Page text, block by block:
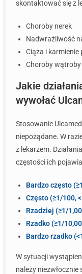
skontaktować się z
Choroby nerek
Nadwrażliwość
Ciąża i karmienie
Choroby wątroby
Jakie
wywołać
Stosowanie
niepożądane. W
z lekarzem.
częstości ich
Bardzo często
Często (≥1/100,
Rzadziej (≥1/
Rzadko (≥1/
Bardzo rzadko
W sytuacji
należy